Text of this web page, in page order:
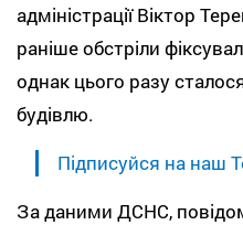
адміністрації Віктор
раніше обстріли
однак цього разу
будівлю.
Підписуйся на наш
За даними ДСНС,